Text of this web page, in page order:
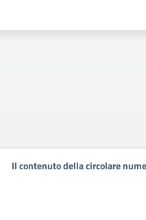
Il contenuto della circolare